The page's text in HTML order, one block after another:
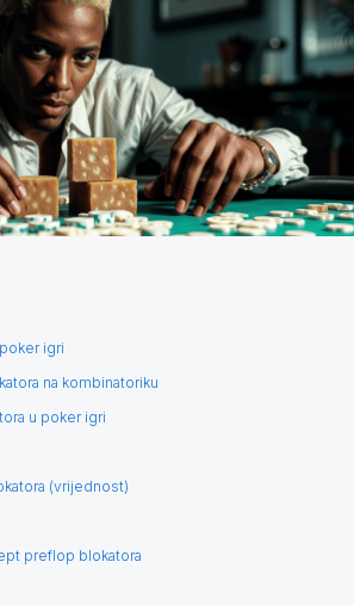
igri
na kombinatoriku
u poker igri
(vrijednost)
preflop blokatora